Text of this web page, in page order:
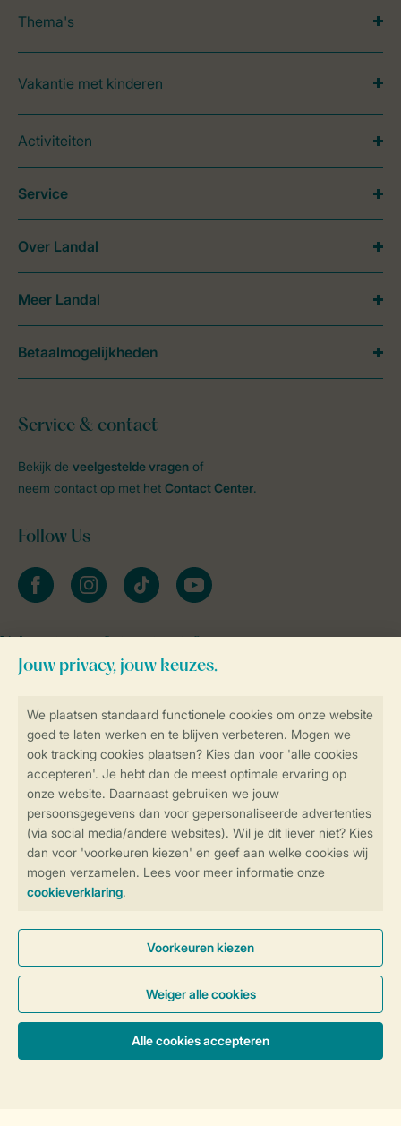
Controle over jouw gegevens &
privacy
Instellingen wijzigen
Veilig en snel online boeken
Veilige gegevensoverdracht
Veilige betaling
Thema's
Vakantie met kinderen
Activiteiten
Service & contact
Bekijk de veelgestelde vragen of
neem contact op met het Contact Center.
Follow Us
facebookinstagramtiktok youtube
Service
Over Landal
Meer Landal
Betaalmogelijkheden